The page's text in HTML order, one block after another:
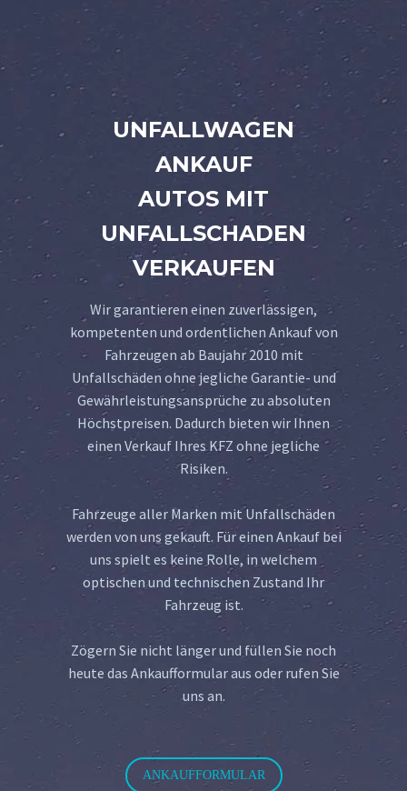
UNFALLWAGEN
ANKAUF
AUTOS MIT
UNFALLSCHADEN
VERKAUFEN
Wir garantieren einen zuverlässigen,
kompetenten und ordentlichen Ankauf von
Fahrzeugen ab Baujahr 2010 mit
Unfallschäden ohne jegliche Garantie- und
Gewährleistungsansprüche zu absoluten
Höchstpreisen. Dadurch bieten wir Ihnen
einen Verkauf Ihres KFZ ohne jegliche
Risiken.
Fahrzeuge aller Marken mit Unfallschäden
werden von uns gekauft. Für einen Ankauf bei
uns spielt es keine Rolle, in welchem
optischen und technischen Zustand Ihr
Fahrzeug ist.
Zögern Sie nicht länger und füllen Sie noch
heute das Ankaufformular aus oder rufen Sie
uns an.
ANKAUFFORMULAR